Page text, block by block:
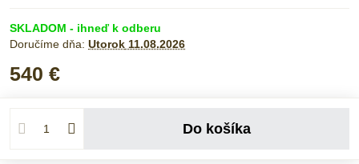
SKLADOM - ihneď k odberu
Doručíme dňa: Utorok 11.08.2026
540 €
Do košíka